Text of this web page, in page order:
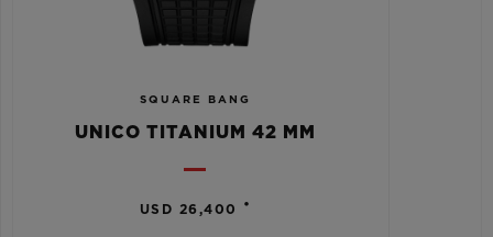
SQUARE BANG
UNICO TITANIUM 42 MM
USD 26,400 •